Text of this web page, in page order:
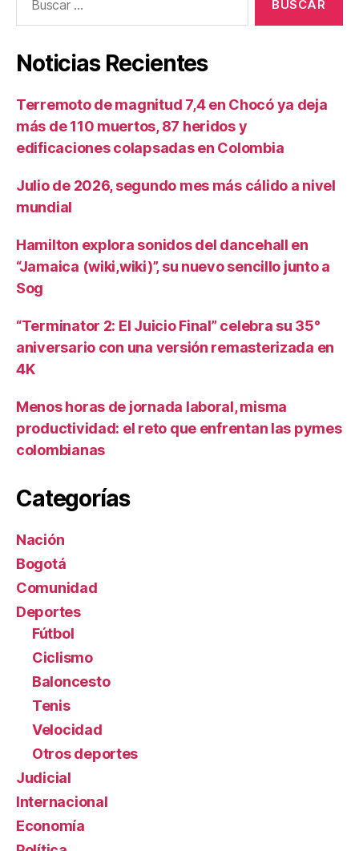
Noticias Recientes
Terremoto de magnitud 7,4 en Chocó ya deja
más de 110 muertos, 87 heridos y
edificaciones colapsadas en Colombia
Julio de 2026, segundo mes más cálido a nivel
mundial
Hamilton explora sonidos del dancehall en
“Jamaica (wiki,wiki)”, su nuevo sencillo junto a
Sog
“Terminator 2: El Juicio Final” celebra su 35°
aniversario con una versión remasterizada en
4K
Menos horas de jornada laboral, misma
productividad: el reto que enfrentan las pymes
colombianas
Categorías
Nación
Bogotá
Comunidad
Deportes
Fútbol
Ciclismo
Baloncesto
Tenis
Velocidad
Otros deportes
Judicial
Internacional
Economía